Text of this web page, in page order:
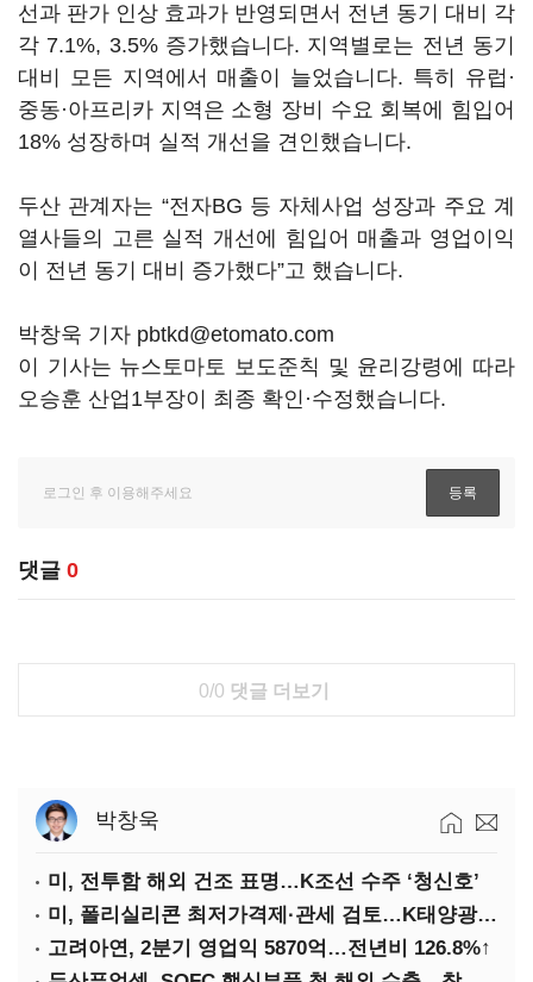
선과 판가 인상 효과가 반영되면서 전년 동기 대비 각
각 7.1%, 3.5% 증가했습니다. 지역별로는 전년 동기
대비 모든 지역에서 매출이 늘었습니다. 특히 유럽·
중동·아프리카 지역은 소형 장비 수요 회복에 힘입어
18% 성장하며 실적 개선을 견인했습니다.
두산 관계자는 “전자BG 등 자체사업 성장과 주요 계
열사들의 고른 실적 개선에 힘입어 매출과 영업이익
이 전년 동기 대비 증가했다”고 했습니다.
박창욱 기자 pbtkd@etomato.com
이 기사는 뉴스토마토 보도준칙 및 윤리강령에 따라
오승훈 산업1부장이 최종 확인·수정했습니다.
댓글 0
0/0 댓글 더보기
박창욱
미, 전투함 해외 건조 표명…K조선 수주 ‘청신호’
미, 폴리실리콘 최저가격제·관세 검토…K태양광 입지 확대 기대
고려아연, 2분기 영업익 5870억…전년비 126.8%↑